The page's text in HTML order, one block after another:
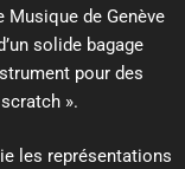
de Genève
solide bagage
pour des
».
les représentations